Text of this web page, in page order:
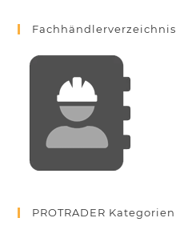
Fachhändlerverzeichnis
PROTRADER Kategorien